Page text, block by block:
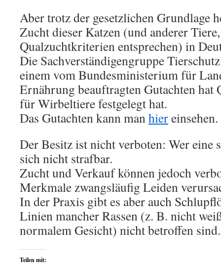
Aber trotz der gesetzlichen Grundlage
Zucht dieser Katzen (und anderer
Qualzuchtkriterien entsprechen) in
Die Sachverständigengruppe
einem vom Bundesministerium für
Ernährung beauftragten Gutachten hat
für Wirbeltiere festgelegt hat.
Das Gutachten kann manhiereinsehen.
Der Besitz ist nicht verboten: Wer eine
sich nicht strafbar.
Zucht und Verkauf können jedoch
Merkmale zwangsläufig Leiden
In der Praxis gibt es aber auch
Linien mancher Rassen (z. B. nicht
normalem Gesicht) nicht betroffen sind.
Teilen mit: